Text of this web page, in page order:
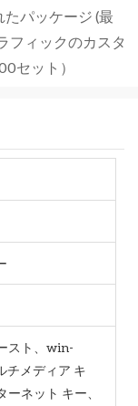
パッケージ (最
フィックのカスタ
セット）
スト、win-
チメディア キ
ーネット キー、